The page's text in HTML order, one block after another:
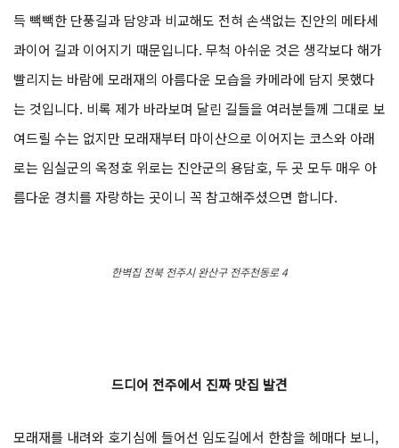
득 빽빽한 단풍길과 담양과 비교해도 전혀 손색없는 진안의 메타세
콰이어 길과 이어지기 때문입니다. 무척 아쉬운 것은 생각보다 해가
빨리지는 바람에 모래재의 아름다운 모습을 카메라에 담지 못했다
는 것입니다. 비록 제가 바라보며 달린 길들을 여러분들께 그대로 보
여드릴 수는 없지만 모래재부터 마이산으로 이어지는 코스와 아래
로는 임실군의 옥정호 위로는 진안군의 용담호, 두 곳 모두 매우 아
름다운 경치를 자랑하는 곳이니 꼭 참고해주셨으면 합니다.
한벽집 전북 전주시 완산구 전주천동로 4
드디어 전주에서 진짜 맛집 발견
모래재를 내려와 호기심에 들어선 임도길에서 한참을 헤매다 보니,